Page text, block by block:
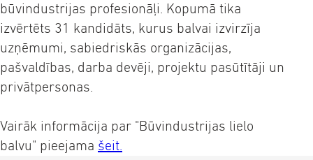
būvindustrijas profesionāļi. Kopumā tika
izvērtēts 31 kandidāts, kurus balvai izvirzīja
uzņēmumi, sabiedriskās organizācijas,
pašvaldības, darba devēji, projektu pasūtītāji un
privātpersonas.
Vairāk informācija par "Būvindustrijas lielo
balvu" pieejama šeit.